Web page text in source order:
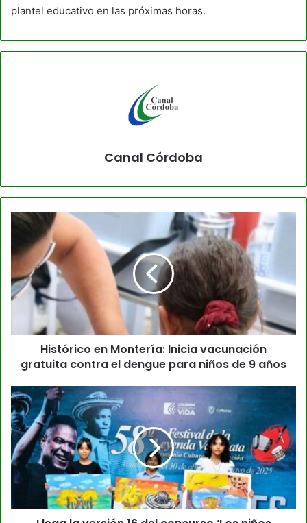
plantel educativo en las próximas horas.
Canal Córdoba
Histórico en Montería: Inicia vacunación
gratuita contra el dengue para niños de 9 años